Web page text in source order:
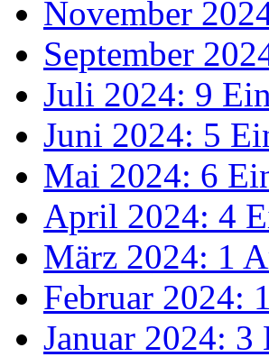
November
September
Juli 2024: 9
Juni 2024: 5
Mai 2024: 6
April 2024: 4
März 2024: 1
Februar 2024:
Januar 2024: 3